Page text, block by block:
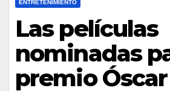
ENTRETENIMIENTO
Las películas
nominadas
premio Óscar